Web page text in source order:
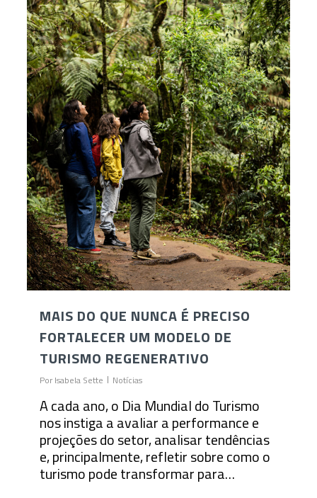
MAIS DO QUE NUNCA É PRECISO
FORTALECER UM MODELO DE
TURISMO REGENERATIVO
Por Isabela Sette Notícias
A cada ano, o Dia Mundial do Turismo
nos instiga a avaliar a performance e
projeções do setor, analisar tendências
e, principalmente, refletir sobre como o
turismo pode transformar para…